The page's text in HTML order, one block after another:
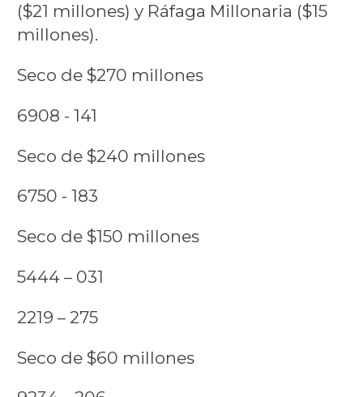
($21 millones) y Ráfaga Millonaria ($15
millones).
Seco de $270 millones
6908 - 141
Seco de $240 millones
6750 - 183
Seco de $150 millones
5444 – 031
2219 – 275
Seco de $60 millones